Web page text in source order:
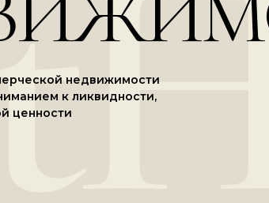
недвижимости
к ликвидности,
ценности